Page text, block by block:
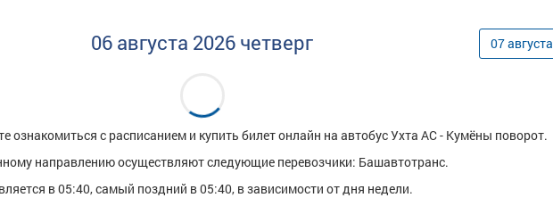
06 августа 2026 четверг 07августа
ознакомиться с расписанием и купить билет онлайн на автобус Ухта АС - Кумёны поворот.
направлению осуществляют следующие перевозчики: Башавтотранс.
в 05:40, самый поздний в 05:40, в зависимости от дня недели.